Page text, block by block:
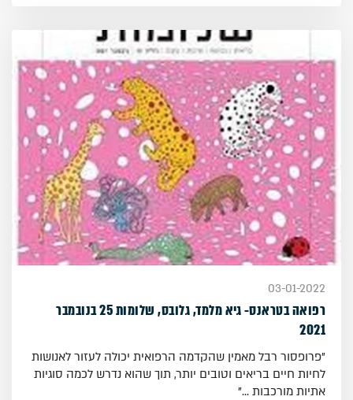
03-01-2022
רפואה בטראנס- גיא מלמד, גלובס, שלומות 25 בנובמבר
2021
"פרופסור רבל מאמין שהקדמה הרפואית יכולה לעזור לאנושות
לחיות חיים בריאים וטובים יותר, תוך שהוא נדרש לכמה סוגיות
אתיות מורכבות ..."